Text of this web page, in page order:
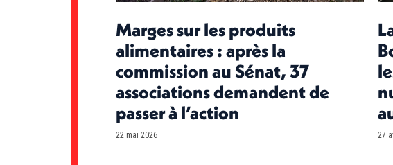
Marges sur les produits
alimentaires : après la
commission au Sénat, 37
associations demandent de
passer à l’action
22 mai 2026 27